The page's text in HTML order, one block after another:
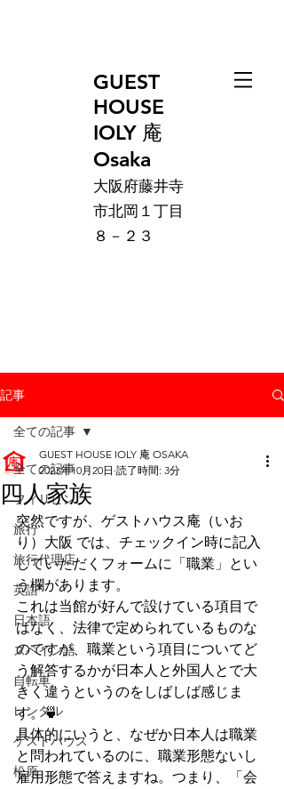
GUEST
HOUSE
IOLY 庵
Osaka
大阪府藤井寺
市北岡１丁目
８－２３
記事
全ての記事
フィリピン
旅行
旅行代理店
英語
日本語
スペイン語
自転車
レンタル
ゲストハウス
松原
全ての記事
四人家族
GUEST HOUSE IOLY 庵 OSAKA
2023年10月20日 読了時間: 3分
突然ですが、ゲストハウス庵（いお
り）大阪 では、チェックイン時に記入
していただくフォームに「職業」とい
う欄があります。
これは当館が好んで設けている項目で
はなく、法律で定められているものな
のですが、職業という項目についてど
う解答するかが日本人と外国人とで大
きく違うというのをしばしば感じま
す。🍵
具体的にいうと、なぜか日本人は職業
と問われているのに、職業形態ないし
雇用形態で答えますね。つまり、「会